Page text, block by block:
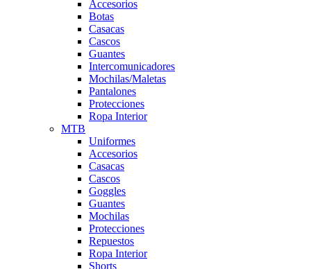
Accesorios
Botas
Casacas
Cascos
Guantes
Intercomunicadores
Mochilas/Maletas
Pantalones
Protecciones
Ropa Interior
MTB
Uniformes
Accesorios
Casacas
Cascos
Goggles
Guantes
Mochilas
Protecciones
Repuestos
Ropa Interior
Shorts